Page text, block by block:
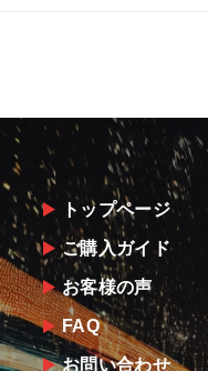
トップページ
ご購入ガイド
お客様の声
FAQ
お問い合わせ